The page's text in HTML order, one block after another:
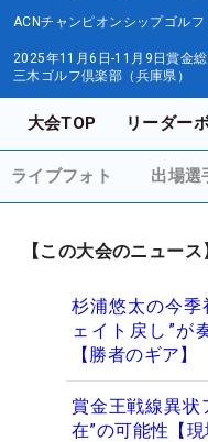
ACNチャンピオンシップゴルフ
2025年11月6日-11月9日賞金
三木ゴルフ倶楽部（兵庫県）
大会TOP リーダー
ライブフォト 出場選
【この大会のニュース
杉浦悠太の今
ェイト戻し”が
【勝者のギア】
賞金王戦線異
在”の可能性【現